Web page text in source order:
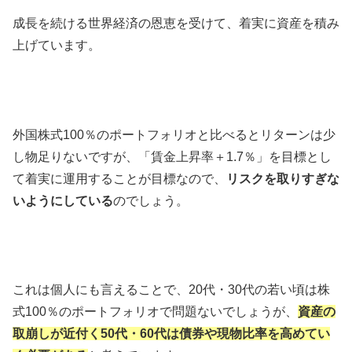
成長を続ける世界経済の恩恵を受けて、着実に資産を積み
上げています。
外国株式100％のポートフォリオと比べるとリターンは少
し物足りないですが、「賃金上昇率＋1.7％」を目標とし
て着実に運用することが目標なので、
リスクを取りすぎな
いようにしているのでしょう。
これは個人にも言えることで、20代・30代の若い頃は株
式100％のポートフォリオで問題ないでしょうが、 資産の
取崩しが近付く50代・60代は債券や現物比率を高めてい